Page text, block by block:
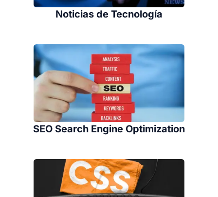
Noticias de Tecnología
SEO Search Engine Optimization